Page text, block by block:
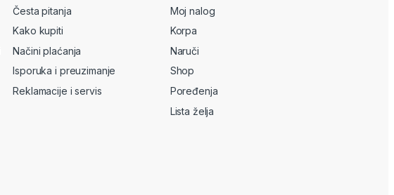
Česta pitanja
Kako kupiti
Načini plaćanja
Isporuka i preuzimanje
Reklamacije i servis
Moj nalog
Korpa
Naruči
Shop
Poređenja
Lista želja